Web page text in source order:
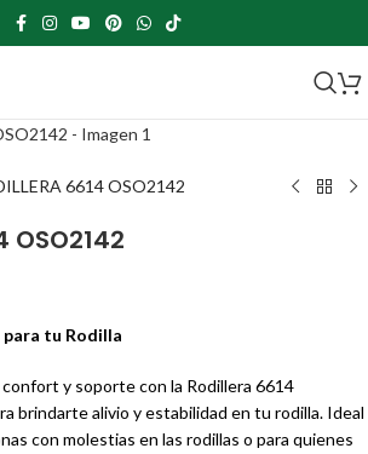
6614 OSO2142
OSO2142
tu Rodilla
y soporte con la Rodillera 6614
brindarte alivio y estabilidad en tu rodilla. Ideal
con molestias en las rodillas o para quienes